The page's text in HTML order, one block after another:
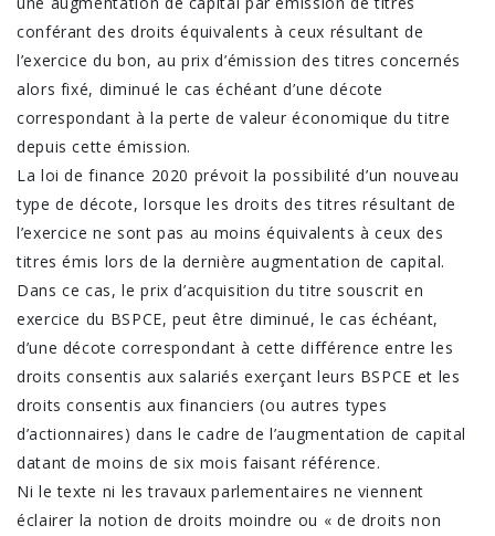
conférant des droits équivalents à ceux résultant de
l’exercice du bon, au prix d’émission des titres concernés
alors fixé, diminué le cas échéant d’une décote
correspondant à la perte de valeur économique du titre
depuis cette émission.
La loi de finance 2020 prévoit la possibilité d’un nouveau
type de décote, lorsque les droits des titres résultant de
l’exercice ne sont pas au moins équivalents à ceux des
titres émis lors de la dernière augmentation de capital.
Dans ce cas, le prix d’acquisition du titre souscrit en
exercice du BSPCE, peut être diminué, le cas échéant,
d’une décote correspondant à cette différence entre les
droits consentis aux salariés exerçant leurs BSPCE et les
droits consentis aux financiers (ou autres types
d’actionnaires) dans le cadre de l’augmentation de capital
datant de moins de six mois faisant référence.
Ni le texte ni les travaux parlementaires ne viennent
éclairer la notion de droits moindre ou « de droits non